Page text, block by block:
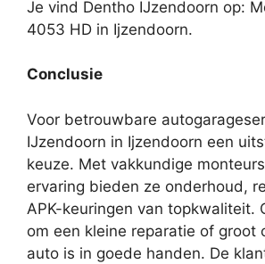
Je vind Dentho IJzendoorn op:
4053 HD in Ijzendoorn.
Conclusie
Voor betrouwbare
IJzendoorn in Ijzendoorn een
keuze. Met vakkundige
ervaring bieden ze onderhoud,
APK-keuringen van topkwaliteit.
om een kleine reparatie of groot
auto is in goede handen. De